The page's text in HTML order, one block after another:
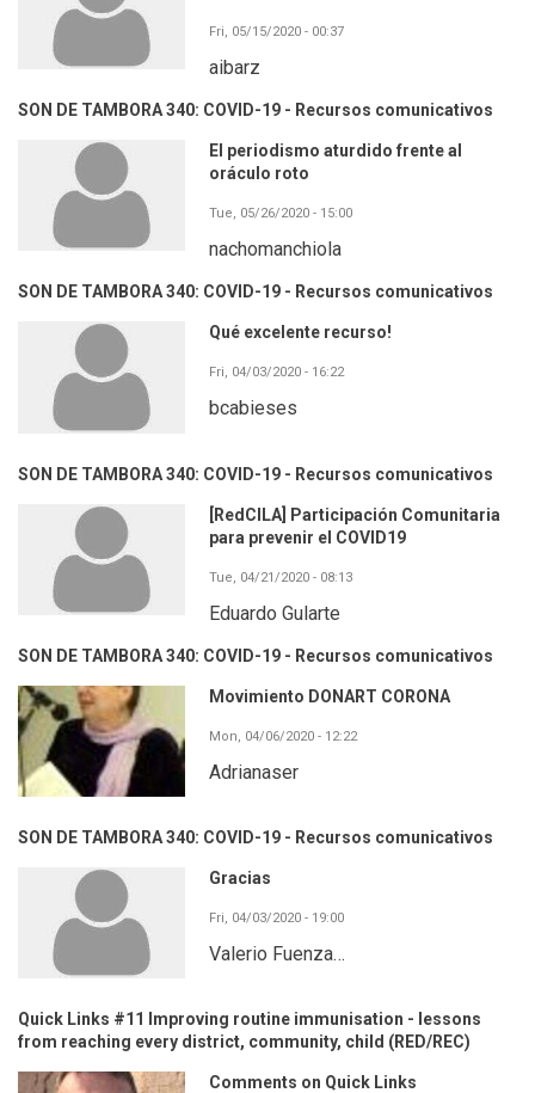
Fri, 05/15/2020 - 00:37
aibarz
SON DE TAMBORA 340: COVID-19 - Recursos comunicativos
El periodismo aturdido frente al
oráculo roto
Tue, 05/26/2020 - 15:00
nachomanchiola
SON DE TAMBORA 340: COVID-19 - Recursos comunicativos
Qué excelente recurso!
Fri, 04/03/2020 - 16:22
bcabieses
SON DE TAMBORA 340: COVID-19 - Recursos comunicativos
[RedCILA] Participación Comunitaria
para prevenir el COVID19
Tue, 04/21/2020 - 08:13
Eduardo Gularte
SON DE TAMBORA 340: COVID-19 - Recursos comunicativos
Movimiento DONART CORONA
Mon, 04/06/2020 - 12:22
Adrianaser
SON DE TAMBORA 340: COVID-19 - Recursos comunicativos
Gracias
Fri, 04/03/2020 - 19:00
Valerio Fuenza…
Quick Links #11 Improving routine immunisation - lessons
from reaching every district, community, child (RED/REC)
Comments on Quick Links